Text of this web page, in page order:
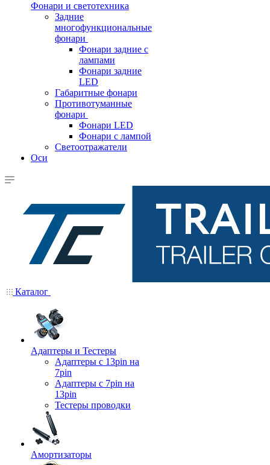
Фонари и светотехника
Задние
многофункциональные
фонари
Фонари задние с
лампами
Фонари задние
LED
Габаритные фонари
Противотуманные
фонари
Фонари LED
Фонари с лампой
Светоотражатели
Оси
Каталог
Адаптеры и Тестеры
Адаптеры с 13pin на
7pin
Адаптеры с 7pin на
13pin
Тестеры проводки
Амортизаторы